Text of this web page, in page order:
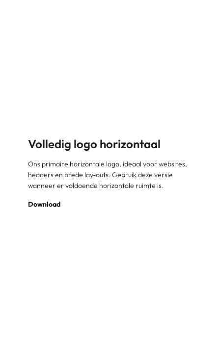
Volledig logo horizontaal
Ons primaire horizontale logo, ideaal voor websites,
headers en brede lay-outs. Gebruik deze versie
wanneer er voldoende horizontale ruimte is.
Download